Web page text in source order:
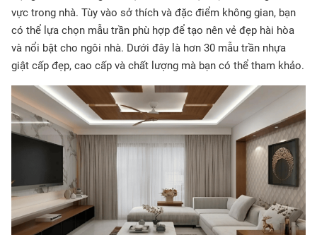
vực trong nhà. Tùy vào sở thích và đặc điểm không gian, bạn
có thể lựa chọn mẫu trần phù hợp để tạo nên vẻ đẹp hài hòa
và nổi bật cho ngôi nhà. Dưới đây là hơn 30 mẫu trần nhựa
giật cấp đẹp, cao cấp và chất lượng mà bạn có thể tham khảo.